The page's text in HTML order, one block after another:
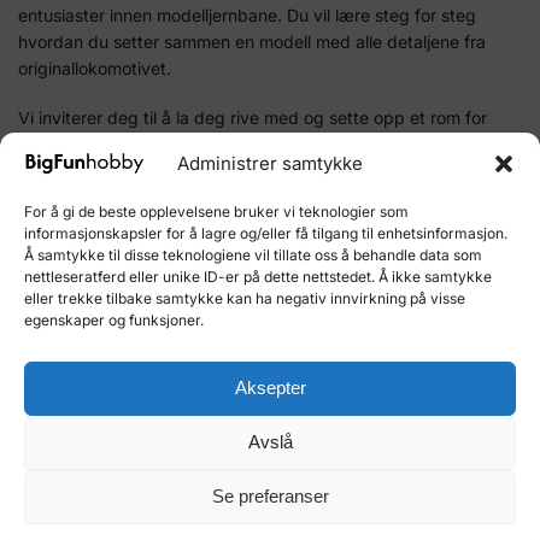
Administrer samtykke
For å gi de beste opplevelsene bruker vi teknologier som
informasjonskapsler for å lagre og/eller få tilgang til enhetsinformasjon.
Å samtykke til disse teknologiene vil tillate oss å behandle data som
nettleseratferd eller unike ID-er på dette nettstedet. Å ikke samtykke
eller trekke tilbake samtykke kan ha negativ innvirkning på visse
egenskaper og funksjoner.
Aksepter
Avslå
Se preferanser
entusiaster innen modelljernbane. Du vil lære steg for steg
hvordan du setter sammen en modell med alle detaljene fra
originallokomotivet.
Vi inviterer deg til å la deg rive med og sette opp et rom for
Bygging av modelljernbane er en berikende hobby som både
Start din modelljernbane samling i dag. Bestill 54000 – Rocket
nå og ta et steg inn i den fascinerende verden av
skalamodeller.
Produktnummer:
Tog&Trikk OcCre
Merke:
OcCre
Relaterte produkter